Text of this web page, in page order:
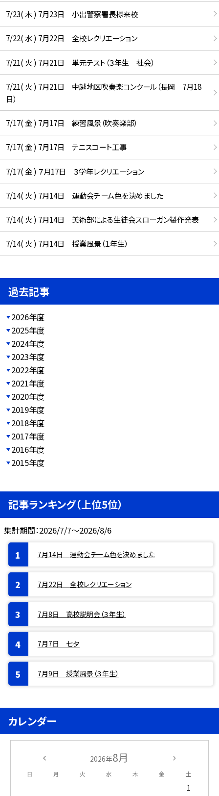
7/23( 木 ) 7月23日 小出警察署長様来校
7/22( 水 ) 7月22日 全校レクリエーション
7/21( 火 ) 7月21日 単元テスト（３年生 社会）
7/21( 火 ) 7月21日 中越地区吹奏楽コンクール（長岡 7月18
日）
7/17( 金 ) 7月17日 練習風景（吹奏楽部）
7/17( 金 ) 7月17日 テニスコート工事
7/17( 金 ) ７月17日 ３学年レクリエーション
7/14( 火 ) 7月14日 運動会チーム色を決めました
7/14( 火 ) 7月14日 美術部による生徒会スローガン製作発表
7/14( 火 ) 7月14日 授業風景（１年生）
過去記事
2026年度
2025年度
2024年度
2023年度
2022年度
2021年度
2020年度
2019年度
2018年度
2017年度
2016年度
2015年度
記事ランキング（上位5位）
集計期間：2026/7/7～2026/8/6
7月14日 運動会チーム色を決めました
7月22日 全校レクリエーション
7月8日 高校説明会（３年生）
7月7日 七夕
7月9日 授業風景（３年生）
カレンダー
2026年8月
日 月 火 水 木 金 土
1